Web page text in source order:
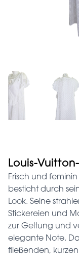
Louis-
Frisch und feminin
besticht durch
Look. Seine
Stickereien und
zur Geltung und
elegante Note.
fließenden,